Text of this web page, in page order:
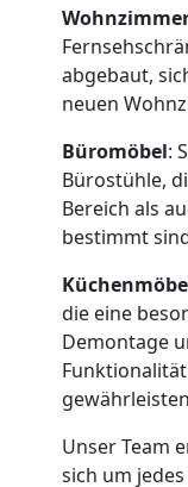
abgebaut,
neuen
Büromöbel:
Bürostühle,
Bereich als
bestimmt
die eine
Demontage
Unser Team
sich um